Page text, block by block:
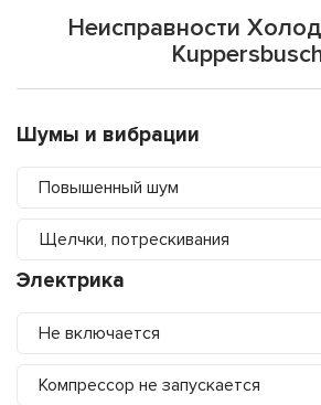
Неисправности
Шумы и вибрации
Повышенный шум
Щелчки, потрескивания
Электрика
Не включается
Компрессор не запускается